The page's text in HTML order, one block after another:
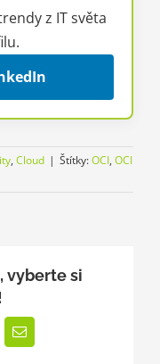
z IT světa
, Cloud | Štítky:OCI, OCI
vyberte si
E-